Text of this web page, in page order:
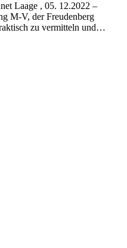
Laage , 05. 12.2022 –
M-V, der Freudenberg
zu vermitteln und…